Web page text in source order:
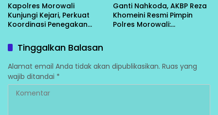
Kapolres Morowali
Kunjungi Kejari, Perkuat
Koordinasi Penegakan
Ganti Nahkoda, AKBP Reza
Khomeini Resmi Pimpin
Polres Morowali:
Tinggalkan Balasan
Alamat email Anda tidak akan dipublikasikan. Ruas yang
wajib ditandai *